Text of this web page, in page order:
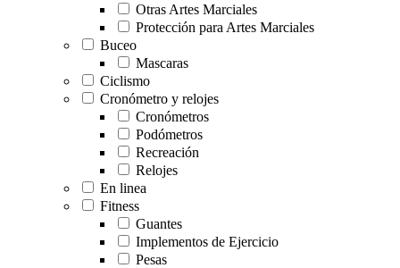
Otras Artes Marciales
Protección para Artes Marciales
Buceo
Mascaras
Ciclismo
Cronómetro y relojes
Cronómetros
Podómetros
Recreación
Relojes
En linea
Fitness
Guantes
Implementos de Ejercicio
Pesas